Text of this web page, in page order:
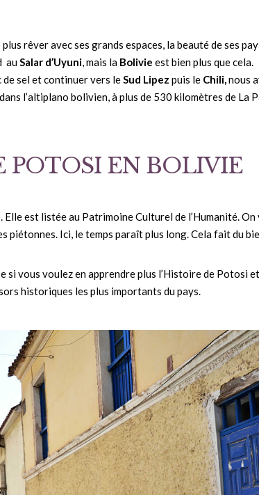
rêver avec ses grands espaces, la beauté de ses
au Salar d’Uyuni , mais la Bolivie est bien plus que cela.
de sel et continuer vers le Sud Lipez puis le Chili, nous
l’altiplano bolivien, à plus de 530 kilomètres de La
POTOSI EN BOLIVIE
est listée au Patrimoine Culturel de l’Humanité.
piétonnes. Ici, le temps paraît plus long. Cela fait du
si vous voulez en apprendre plus l’Histoire de Potosi
historiques les plus importants du pays.